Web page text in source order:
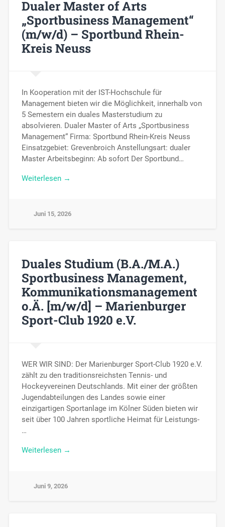
Dualer Master of Arts
„Sportbusiness Management“
(m/w/d) – Sportbund Rhein-
Kreis Neuss
In Kooperation mit der IST-Hochschule für
Management bieten wir die Möglichkeit, innerhalb von
5 Semestern ein duales Masterstudium zu
absolvieren. Dualer Master of Arts „Sportbusiness
Management“ Firma: Sportbund Rhein-Kreis Neuss
Einsatzgebiet: Grevenbroich Anstellungsart: dualer
Master Arbeitsbeginn: Ab sofort Der Sportbund…
Weiterlesen →
Juni 15, 2026
Duales Studium (B.A./M.A.)
Sportbusiness Management,
Kommunikationsmanagement
o.Ä. [m/w/d] – Marienburger
Sport-Club 1920 e.V.
WER WIR SIND: Der Marienburger Sport-Club 1920 e.V.
zählt zu den traditionsreichsten Tennis- und
Hockeyvereinen Deutschlands. Mit einer der größten
Jugendabteilungen des Landes sowie einer
einzigartigen Sportanlage im Kölner Süden bieten wir
seit über 100 Jahren sportliche Heimat für Leistungs-
…
Weiterlesen →
Juni 9, 2026